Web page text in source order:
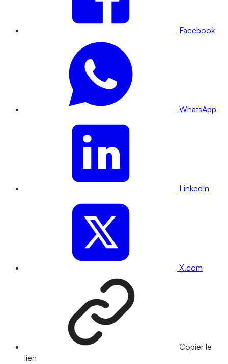
Facebook
WhatsApp
LinkedIn
X.com
Copier le
lien